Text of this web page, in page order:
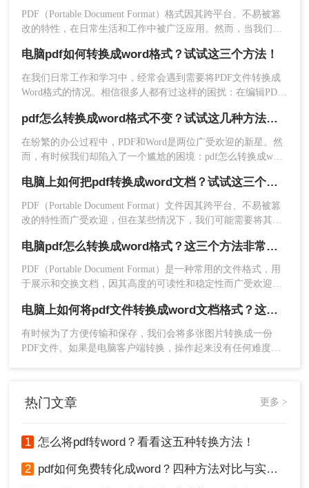
2、客户端的操作也十分的简单，打开就是默认pdf
3、将文件添加上去，如果需要批量转换可直接添加
效果、保持路径然后点击开始转换就可以了。
改。下面将介绍几种电脑pdf怎么转换成word免费方法。
PDF（Portable Document Format）格式因其跨平台、不易被篡
改的特性，在日常生活和工作中被广泛应用。然而，当我们需
DOCX（Word文档）格式那样易于操作。因此，将PDF转换成
DOCX格式成为了一个常见的需求。那么pdf怎么转换成docx格
式呢？本文将介绍几种常用的PDF转DOCX的方法，并分享一
电脑pdf如何转换成word格式？试试这三个方法！
在我们日常工作和学习中，经常会遇到需要将PDF文件转换成
Word格式的情况。相信很多人都有过这样的困扰：在编辑PDF
以轻松编辑和加工文档。于是，将PDF转换成Word格式成为了
一个备受关注的问题。那么电脑pdf如何转换成word格式呢？本
文将为大家介绍几种简便高效的电脑PDF转Word的方法，帮助
您轻松应对转换需求。
pdf怎么转换成word格式不变？试试这几种方法吧！
在纷繁的办公过程中，PDF和Word是两位广受欢迎的新星。然
而，有时候我们却陷入了一个尴尬的困境：pdf怎么转换成word
变得轻松愉快，它就像是魔法一般，让我们能够在不改变内容
和格式的前提下，实现这一转换。不过可能还是有的小伙伴不
太了解PDF怎么转Word，所以今天教大家三个方法，快来看看
~
电脑上如何把pdf转换成word文档？试试这三个实用方法！
PDF（Portable Document Format）文件因其跨平台、不易被篡
改的特性而广受欢迎，但在某些情况下，我们可能需要将其转
档呢？本文将介绍三种在电脑上将PDF转换为Word文档的方
法。
电脑pdf怎么转换成word格式？这三个方法非常实用！
PDF（Portable Document Format）是一种常用的文件格式，用
于展示和交换文档，因其高度的可读性和稳定性而广受欢迎。
于编辑、修改或进一步处理。那么电脑pdf怎么转换成word格式
呢？本文将介绍在电脑上将PDF转换成Word格式的几种方法。
电脑上如何将pdf文件转换成word文档格式？这三个方法转换效率很高！
有时候为了方便传输和保存，我们会将多张图片转换成一份
PDF文件。如果是电脑客户端转换，操作起来没有任何难度，
热门文章 更多 >
1 怎么将pdf转word？看看这五种转换方法！
2 pdf如何免费转化成word？四种方法对比与实操指南（附详细表格）